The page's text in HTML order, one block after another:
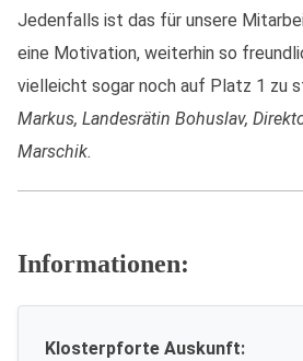
Jedenfalls ist das für unsere
eine Motivation, weiterhin so
vielleicht sogar noch auf Platz 1 zu
Markus, Landesrätin Bohuslav,
Marschik.
Informationen:
Klosterpforte Auskunft: